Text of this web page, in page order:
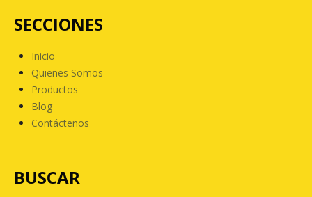
SECCIONES
Inicio
Quienes Somos
Productos
Blog
Contáctenos
BUSCAR